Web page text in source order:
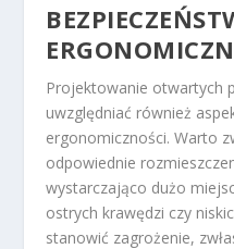
Projektowanie otwartych
uwzględniać również
ergonomiczności. Warto
odpowiednie
wystarczająco dużo
ostrych krawędzi czy
stanowić zagrożenie,